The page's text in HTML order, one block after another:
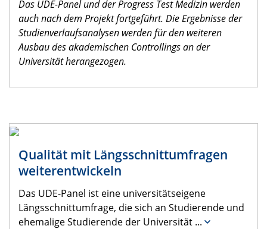
Das UDE-Panel und der Progress Test Medizin werden
auch nach dem Projekt fortgeführt. Die Ergebnisse der
Studienverlaufsanalysen werden für den weiteren
Ausbau des akademischen Controllings an der
Universität herangezogen.
Qualität mit Längsschnittumfragen
weiterentwickeln
Das UDE-Panel ist eine universitätseigene
Längsschnittumfrage, die sich an Studierende und
ehemalige Studierende der Universität ...